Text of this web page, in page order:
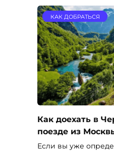
КАК ДОБРАТЬСЯ
Как доехать в
поезде из
Если вы уже